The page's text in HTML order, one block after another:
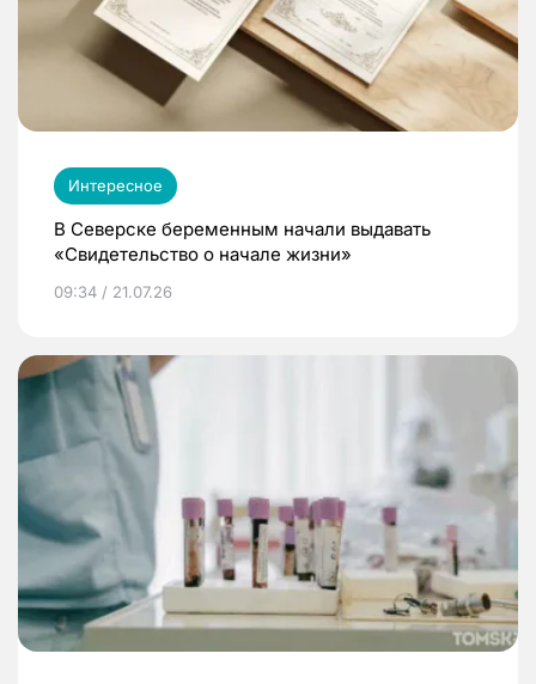
Интересное
В Северске беременным начали выдавать
«Свидетельство о начале жизни»
09:34 / 21.07.26